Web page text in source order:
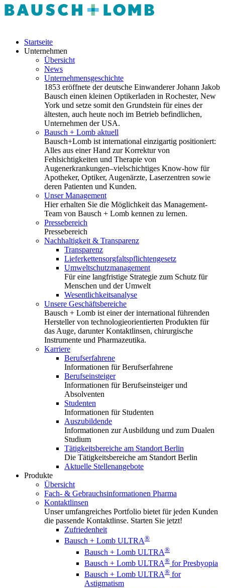
Startseite
Unternehmen
Übersicht
News
Unternehmensgeschichte
1853 eröffnete der deutsche Einwanderer Johann Jakob
Bausch einen kleinen Optikerladen in Rochester, New
York und setze somit den Grundstein für eines der
ältesten, auch heute noch im Betrieb befindlichen,
Unternehmen der USA.
Bausch + Lomb aktuell
Bausch+Lomb ist international einzigartig positioniert:
Alles aus einer Hand zur Korrektur von
Fehlsichtigkeiten und Therapie von
Augenerkrankungen–vielschichtiges Know-how für
Apotheker, Optiker, Augenärzte, Laserzentren sowie
deren Patienten und Kunden.
Unser Management
Hier erhalten Sie die Möglichkeit das Management-
Team von Bausch + Lomb kennen zu lernen.
Pressebereich
Pressebereich
Nachhaltigkeit & Transparenz
Transparenz
Lieferkettensorgfaltspflichtengesetz
Umweltschutzmanagement
Für eine langfristige Strategie zum Schutz für
Menschen und der Umwelt
Wesentlichkeitsanalyse
Unsere Geschäftsbereiche
Bausch + Lomb ist einer der international führenden
Hersteller von technologieorientierten Produkten für
das Auge, darunter Kontaktlinsen, chirurgische
Instrumente und Pharmazeutika.
Karriere
Berufserfahrene
Informationen für Berufserfahrene
Berufseinsteiger
Informationen für Berufseinsteiger und
Absolventen
Studenten
Informationen für Studenten
Auszubildende
Informationen zur Ausbildung und zum Dualen
Studium
Tätigkeitsbereiche am Standort Berlin
Die Tätigkeitsbereiche am Standort Berlin
Aktuelle Stellenangebote
Produkte
Übersicht
Fach- & Gebrauchsinformationen Pharma
Kontaktlinsen
Unser umfangreiches Portfolio bietet für jeden Kunden
die passende Kontaktlinse. Starten Sie jetzt!
Zufriedenheit
Bausch + Lomb ULTRA®
Bausch + Lomb ULTRA®
Bausch + Lomb ULTRA® for Presbyopia
Bausch + Lomb ULTRA® for
Astigmatism